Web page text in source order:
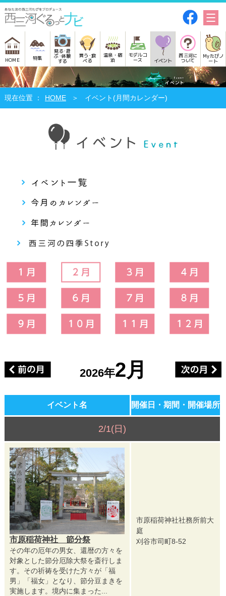
HOME 特集
見る･遊
ぶ･体験
する
買う･食
べる
温泉・宿
泊
モデルコ
ース イベント
西三河に
ついて
Myたびノ
ート
HOME イベント(月間カレンダー)
2026年2月
イベント名 開催日・期間・開催場所
2/1(日)
市原稲荷神社 節分祭
その年の厄年の男女、還暦の方々を
対象とした節分厄除大祭を斎行しま
す。その祈祷を受けた方々が「福
男」「福女」となり、節分豆まきを
実施します。境内に集まった...
市原稲荷神社社務所前大
庭
刈谷市司町8-52